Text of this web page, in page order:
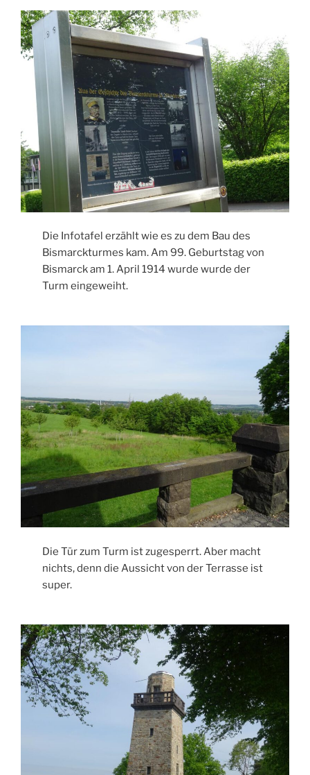
Die Infotafel erzählt wie es zu dem Bau des
Bismarckturmes kam. Am 99. Geburtstag von
Bismarck am 1. April 1914 wurde wurde der
Turm eingeweiht.
Die Tür zum Turm ist zugesperrt. Aber macht
nichts, denn die Aussicht von der Terrasse ist
super.